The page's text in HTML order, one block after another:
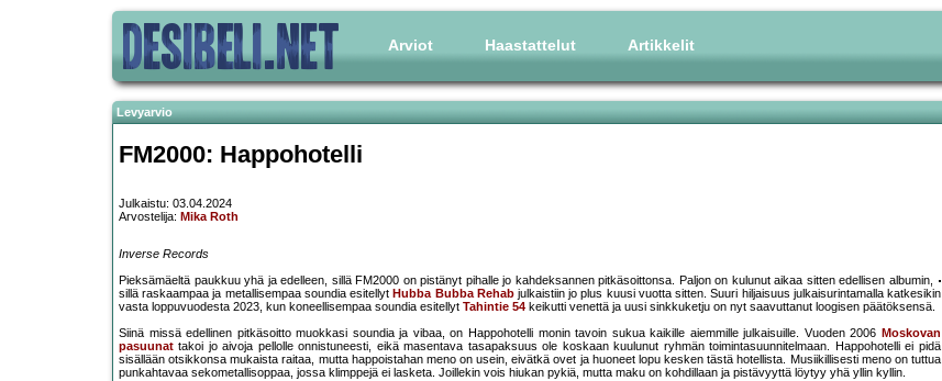
Arviot Haastattelut Artikkelit
Levyarvio
FM2000: Happohotelli
Julkaistu: 03.04.2024
Arvostelija: Mika Roth
Inverse Records
Pieksämäeltä paukkuu yhä ja edelleen, sillä FM2000 on pistänyt pihalle jo kahdeksannen pitkäsoittonsa. Paljon on kulunut aikaa sitten edellisen albumin,
sillä raskaampaa ja metallisempaa soundia esitellyt Hubba Bubba Rehabjulkaistiin jo plus kuusi vuotta sitten. Suuri hiljaisuus julkaisurintamalla katkesikin
vasta loppuvuodesta 2023, kun koneellisempaa soundia esitellyt Tahintie 54 keikutti venettä ja uusi sinkkuketju on nyt saavuttanut loogisen päätöksensä.
Siinä missä edellinen pitkäsoitto muokkasi soundia ja vibaa, on Happohotelli monin tavoin sukua kaikille aiemmille julkaisuille. Vuoden 2006 Moskovan
pasuunat takoi jo aivoja pellolle onnistuneesti, eikä masentava tasapaksuus ole koskaan kuulunut ryhmän toimintasuunnitelmaan. Happohotelli ei pidä
sisällään otsikkonsa mukaista raitaa, mutta happoistahan meno on usein, eivätkä ovet ja huoneet lopu kesken tästä hotellista. Musiikillisesti meno on tuttua
punkahtavaa sekometallisoppaa, jossa klimppejä ei lasketa. Joillekin vois hiukan pykiä, mutta maku on kohdillaan ja pistävyyttä löytyy yhä yllin kyllin.